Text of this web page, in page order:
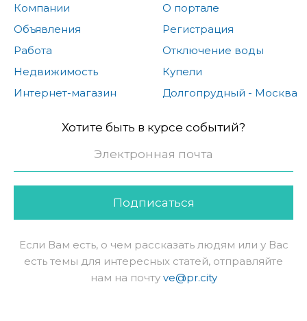
Компании
Объявления
Работа
Недвижимость
Интернет-магазин
О портале
Регистрация
Отключение воды
Купели
Долгопрудный - Москва
Хотите быть в курсе событий?
Подписаться
Если Вам есть, о чем рассказать людям или у Вас
есть темы для интересных статей, отправляйте
нам на почту ve@pr.city